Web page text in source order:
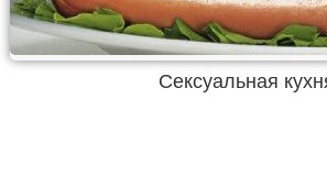
Сексуальная